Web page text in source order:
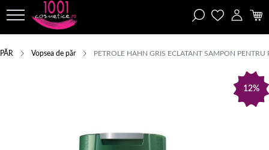
PĂR Vopsea de păr PETROLE HAHN GRIS ECLATANT SAMPON PENTRU
12%